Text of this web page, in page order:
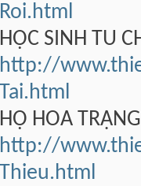
Roi.html
HỌC SINH TU
http://
Tai.html
HỘ HOA
http://
Thieu.html